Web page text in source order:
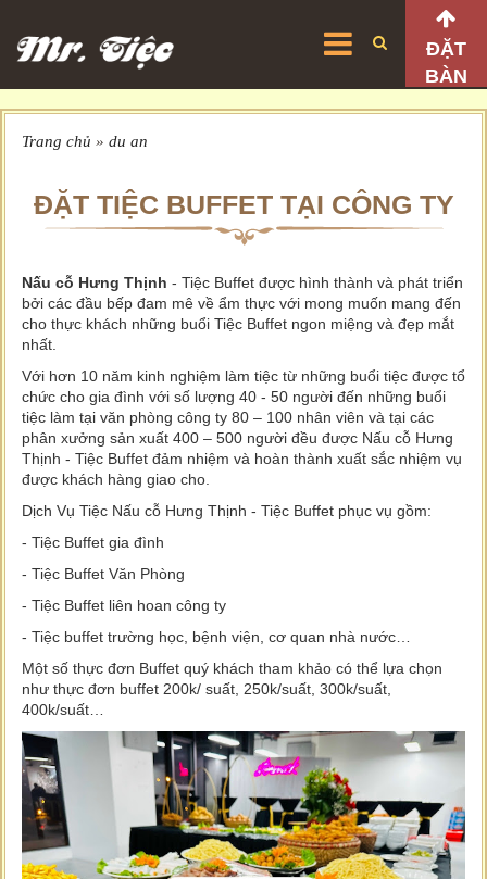
ĐẶT
BÀN
Trang chủ » du an
ĐẶT TIỆC BUFFET TẠI CÔNG TY
Nấu cỗ Hưng Thịnh - Tiệc Buffet được hình thành và phát triển
bởi các đầu bếp đam mê về ẩm thực với mong muốn mang đến
cho thực khách những buổi Tiệc Buffet ngon miệng và đẹp mắt
nhất.
Với hơn 10 năm kinh nghiệm làm tiệc từ những buổi tiệc được tổ
chức cho gia đình với số lượng 40 - 50 người đến những buổi
tiệc làm tại văn phòng công ty 80 – 100 nhân viên và tại các
phân xưởng sản xuất 400 – 500 người đều được Nấu cỗ Hưng
Thịnh - Tiệc Buffet đảm nhiệm và hoàn thành xuất sắc nhiệm vụ
được khách hàng giao cho.
Dịch Vụ Tiệc Nấu cỗ Hưng Thịnh - Tiệc Buffet phục vụ gồm:
- Tiệc Buffet gia đình
- Tiệc Buffet Văn Phòng
- Tiệc Buffet liên hoan công ty
- Tiệc buffet trường học, bệnh viện, cơ quan nhà nước…
Một số thực đơn Buffet quý khách tham khảo có thể lựa chọn
như thực đơn buffet 200k/ suất, 250k/suất, 300k/suất,
400k/suất…